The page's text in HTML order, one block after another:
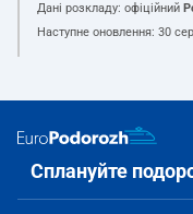
Дані розкладу: офіційний
Наступне оновлення: 30
Сплануйте